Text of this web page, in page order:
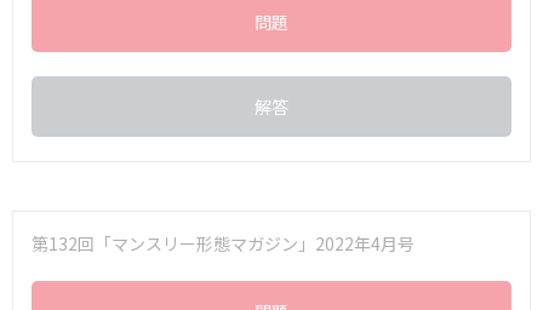
問題
解答
第132回「マンスリー形態マガジン」2022年4月号